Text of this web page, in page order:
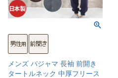
メンズ パジャマ 長袖 前開き
タートルネック 中厚フリース